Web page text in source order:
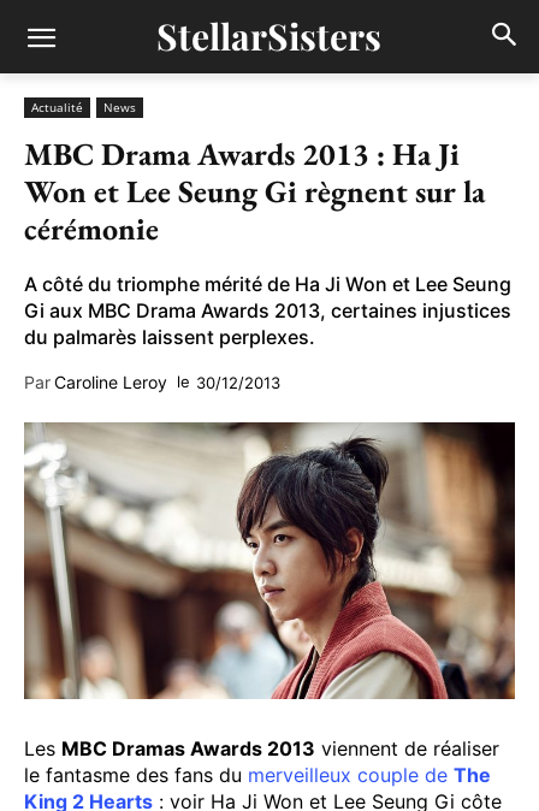
StellarSisters
Actualité News
MBC Drama Awards 2013 : Ha Ji
Won et Lee Seung Gi règnent sur la
cérémonie
A côté du triomphe mérité de Ha Ji Won et Lee Seung
Gi aux MBC Drama Awards 2013, certaines injustices
du palmarès laissent perplexes.
ParCaroline Leroy le 30/12/2013
Les MBC Dramas Awards 2013 viennent de réaliser
le fantasme des fans du merveilleux couple de The
King 2 Hearts : voir Ha Ji Won et Lee Seung Gi côte